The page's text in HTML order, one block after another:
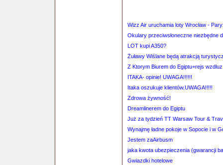
Wizz Air uruchamia loty Wrocław -
Okulary przeciwsłoneczne niezbędne
LOT kupi A350?
Żuławy Wiślane będą atrakcją
Z Ktorym Biurem do Egiptu+rejs
ITAKA- opinie! UWAGA!!!!!!
Itaka oszukuje klientów.UWAGA!!!!!
Zdrowa żywność!
Dreamlinerem do Egiptu
Już za tydzień TT Warsaw Tour &
Wynajmę ładne pokoje w Sopocie i w
Jestem zaAirbusm
jaka kwota ubezpieczenia (gwarancji
Gwiazdki hotelowe